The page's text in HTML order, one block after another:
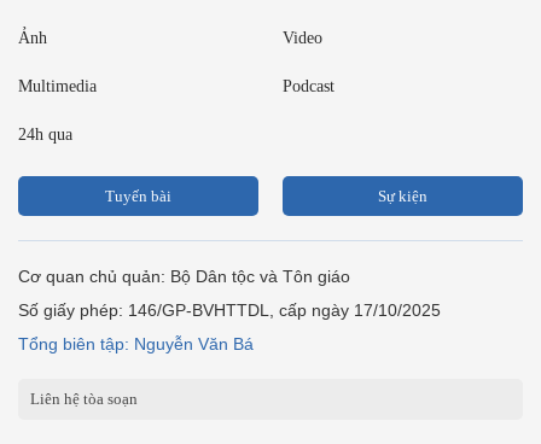
Ảnh Video
Multimedia Podcast
24h qua
Tuyến bài Sự kiện
Cơ quan chủ quản: Bộ Dân tộc và Tôn giáo
Số giấy phép: 146/GP-BVHTTDL, cấp ngày 17/10/2025
Tổng biên tập: Nguyễn Văn Bá
Liên hệ tòa soạn